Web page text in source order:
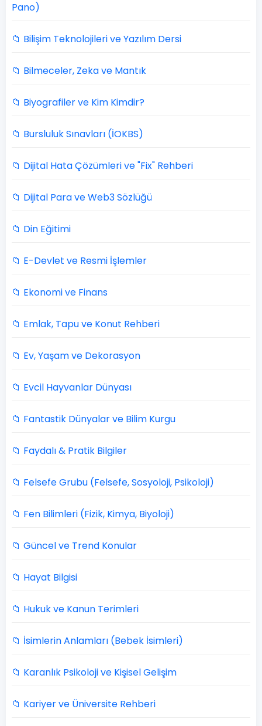
Pano)
📁 Bilişim Teknolojileri ve Yazılım Dersi
📁 Bilmeceler, Zeka ve Mantık
📁 Biyografiler ve Kim Kimdir?
📁 Bursluluk Sınavları (İOKBS)
📁 Dijital Hata Çözümleri ve "Fix" Rehberi
📁 Dijital Para ve Web3 Sözlüğü
📁 Din Eğitimi
📁 E-Devlet ve Resmi İşlemler
📁 Ekonomi ve Finans
📁 Emlak, Tapu ve Konut Rehberi
📁 Ev, Yaşam ve Dekorasyon
📁 Evcil Hayvanlar Dünyası
📁 Fantastik Dünyalar ve Bilim Kurgu
📁 Faydalı & Pratik Bilgiler
📁 Felsefe Grubu (Felsefe, Sosyoloji, Psikoloji)
📁 Fen Bilimleri (Fizik, Kimya, Biyoloji)
📁 Güncel ve Trend Konular
📁 Hayat Bilgisi
📁 Hukuk ve Kanun Terimleri
📁 İsimlerin Anlamları (Bebek İsimleri)
📁 Karanlık Psikoloji ve Kişisel Gelişim
📁 Kariyer ve Üniversite Rehberi